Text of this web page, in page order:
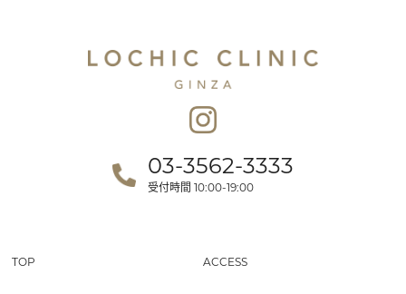
03-3562-3333
受付時間 10:00-19:00
TOP ACCESS